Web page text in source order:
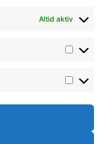
Altid aktiv
𝘀𝗽𝗶𝗹𝗹𝗲𝗿
17. april 2026
Velkommen
til Emilie
7. februar